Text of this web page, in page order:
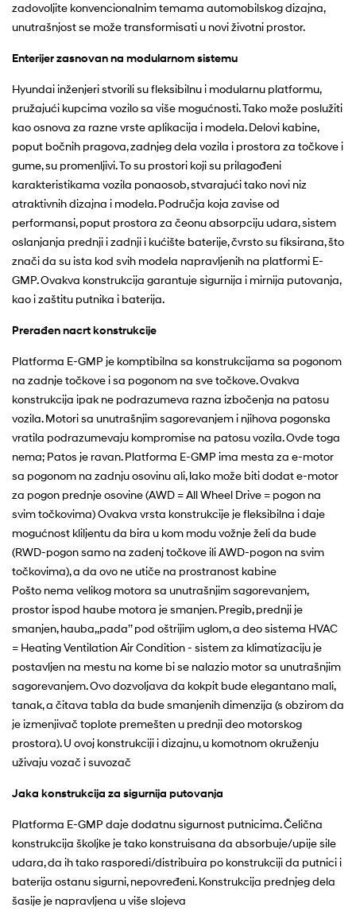
zadovoljite konvencionalnim temama automobilskog dizajna,
unutrašnjost se može transformisati u novi životni prostor.
Enterijer zasnovan na modularnom sistemu
Hyundai inženjeri stvorili su fleksibilnu i modularnu platformu,
pružajući kupcima vozilo sa više mogućnosti. Tako može poslužiti
kao osnova za razne vrste aplikacija i modela. Delovi kabine,
poput bočnih pragova, zadnjeg dela vozila i prostora za točkove i
gume, su promenljivi. To su prostori koji su prilagođeni
karakteristikama vozila ponaosob, stvarajući tako novi niz
atraktivnih dizajna i modela. Područja koja zavise od
performansi, poput prostora za čeonu absorpciju udara, sistem
oslanjanja prednji i zadnji i kućište baterije, čvrsto su fiksirana, što
znači da su ista kod svih modela napravljenih na platformi E-
GMP. Ovakva konstrukcija garantuje sigurnija i mirnija putovanja,
kao i zaštitu putnika i baterija.
Prerađen nacrt konstrukcije
Platforma E-GMP je komptibilna sa konstrukcijama sa pogonom
na zadnje točkove i sa pogonom na sve točkove. Ovakva
konstrukcija ipak ne podrazumeva razna izbočenja na patosu
vozila. Motori sa unutrašnjim sagorevanjem i njihova pogonska
vratila podrazumevaju kompromise na patosu vozila. Ovde toga
nema; Patos je ravan. Platforma E-GMP ima mesta za e-motor
sa pogonom na zadnju osovinu ali, lako može biti dodat e-motor
za pogon prednje osovine (AWD = All Wheel Drive = pogon na
svim točkovima) Ovakva vrsta konstrukcije je fleksibilna i daje
mogućnost kliljentu da bira u kom modu vožnje želi da bude
(RWD-pogon samo na zadenj točkove ili AWD-pogon na svim
točkovima), a da ovo ne utiče na prostranost kabine
Pošto nema velikog motora sa unutrašnjim sagorevanjem,
prostor ispod haube motora je smanjen. Pregib, prednji je
smanjen, hauba,,pada’’ pod oštrijim uglom, a deo sistema HVAC
= Heating Ventilation Air Condition - sistem za klimatizaciju je
postavljen na mestu na kome bi se nalazio motor sa unutrašnjim
sagorevanjem. Ovo dozvoljava da kokpit bude elegantano mali,
tanak, a čitava tabla da bude smanjenih dimenzija (s obzirom da
je izmenjivač toplote premešten u prednji deo motorskog
prostora). U ovoj konstrukciji i dizajnu, u komotnom okruženju
uživaju vozač i suvozač
Jaka konstrukcija za sigurnija putovanja
Platforma E-GMP daje dodatnu sigurnost putnicima. Čelična
konstrukcija školjke je tako konstruisana da absorbuje/upije sile
udara, da ih tako rasporedi/distribuira po konstrukciji da putnici i
baterija ostanu sigurni, nepovređeni. Konstrukcija prednjeg dela
šasije je napravljena u više slojeva